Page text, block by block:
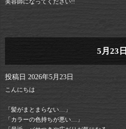
美容師になってください!!
5月23日
投稿日 2026年5月23日
こんにちは
「髪がまとまらない…」
「カラーの色持ちが悪い…」